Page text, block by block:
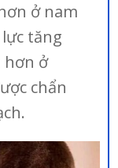
ở nam
tăng
hơn ở
chẩn